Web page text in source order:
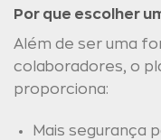
Por que escolher
Além de ser uma
colaboradores, o
proporciona:
Mais segurança